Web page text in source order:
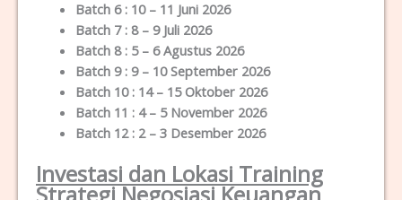
Batch 6 : 10 – 11 Juni 2026
Batch 7 : 8 – 9 Juli 2026
Batch 8 : 5 – 6 Agustus 2026
Batch 9 : 9 – 10 September 2026
Batch 10 : 14 – 15 Oktober 2026
Batch 11 : 4 – 5 November 2026
Batch 12 : 2 – 3 Desember 2026
Investasi dan Lokasi Training